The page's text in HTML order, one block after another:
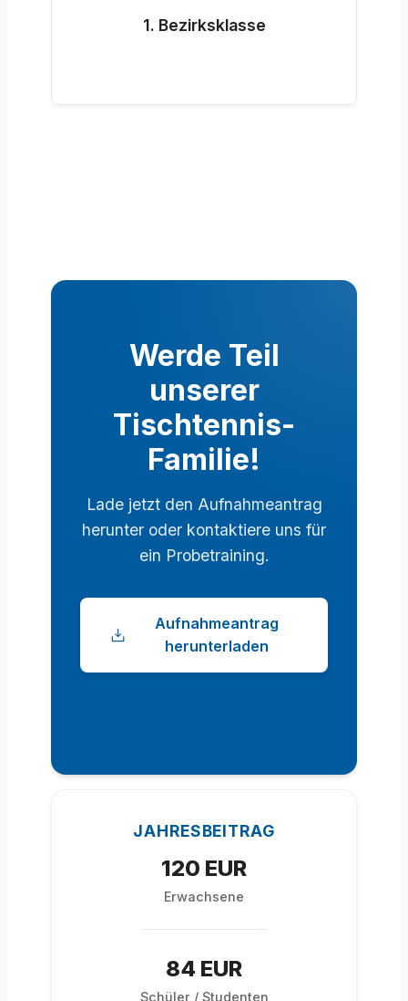
1. Bezirksklasse
Werde Teil
unserer
Tischtennis-
Familie!
Lade jetzt den Aufnahmeantrag
herunter oder kontaktiere uns für
ein Probetraining.
Aufnahmeantrag
herunterladen
JAHRESBEITRAG
120 EUR
Erwachsene
84 EUR
Schüler / Studenten